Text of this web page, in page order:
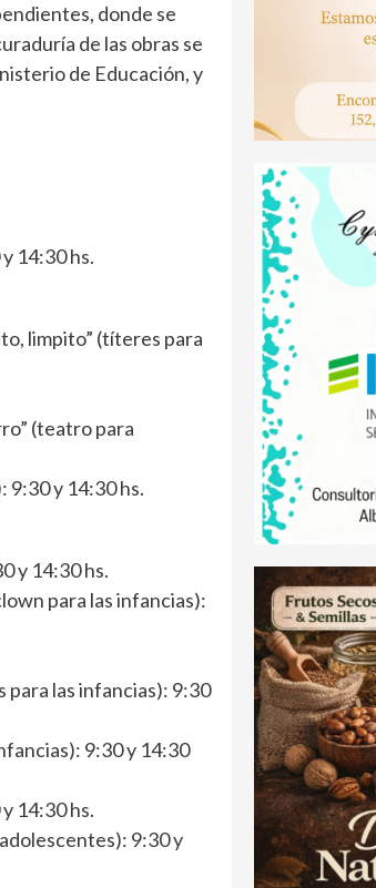
donde se
de las obras se
de Educación, y
14:30 hs.
limpito” (títeres para
(teatro para
9:30 y 14:30 hs.
y 14:30 hs.
para las infancias):
las infancias): 9:30
9:30 y 14:30
14:30 hs.
9:30 y